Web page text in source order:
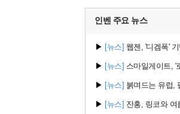
인벤 주요 뉴스
▶ [뉴스] 웹젠, '디겜폭'
▶ [뉴스] 스마일게이트, '
▶ [뉴스] 붉며드는 유럽,
▶ [뉴스] 잔홍, 링코와 여